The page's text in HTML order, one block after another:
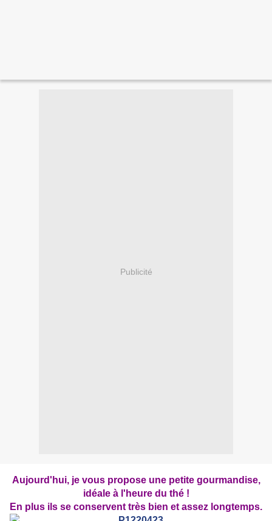
Publicité
Aujourd'hui, je vous propose une petite gourmandise,
idéale à l'heure du thé !
En plus ils se conservent très bien et assez longtemps.